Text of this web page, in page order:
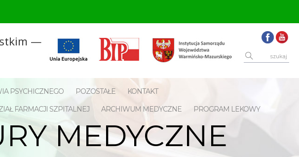
—
PSYCHICZNEGO POZOSTAŁE
KONTAKT
FARMACJI SZPITALNEJ ARCHIWUM MEDYCZNE PROGRAM LEKOWY
MEDYCZNE